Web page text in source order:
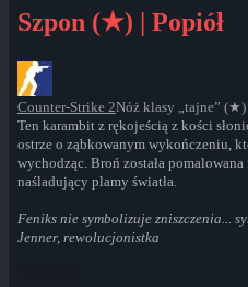
Szpon (★) | Popiół
Counter-Strike 2Nóż klasy „tajne” (★)
Ten karambit z rękojeścią z kości
ostrze o ząbkowanym wykończeniu,
wychodząc. Broń została
naśladujący plamy światła.
Feniks nie symbolizuje zniszczenia...
Jenner, rewolucjonistka